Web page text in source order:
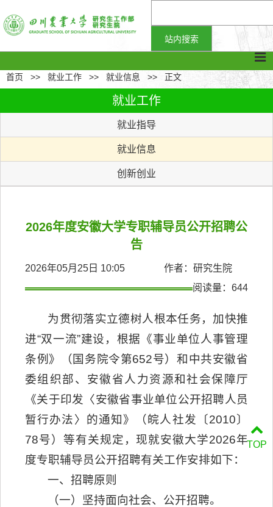
首页 >> 就业工作 >> 就业信息 >> 正文
就业工作
就业指导
就业信息
创新创业
2026年度安徽大学专职辅导员公开招聘公
告
2026年05月25日 10:05 作者：研究生院
阅读量： 644
为贯彻落实立德树人根本任务，加快推
进“双一流”建设，根据《事业单位人事管理
条例》（国务院令第652号）和中共安徽省
委组织部、安徽省人力资源和社会保障厅
《关于印发〈安徽省事业单位公开招聘人员
暂行办法〉的通知》（皖人社发〔2010〕
78号）等有关规定，现就安徽大学2026年
度专职辅导员公开招聘有关工作安排如下：
一、招聘原则
（一）坚持面向社会、公开招聘。
TOP